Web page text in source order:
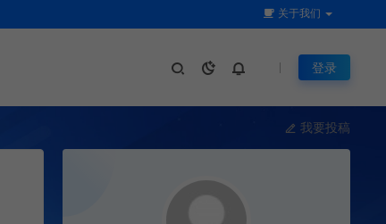
关于我们
登录
我要投稿